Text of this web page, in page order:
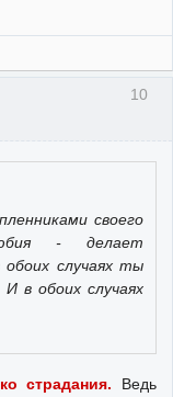
10
своего
- делает
обоих случаях ты
в обоих случаях
страдания. Ведь